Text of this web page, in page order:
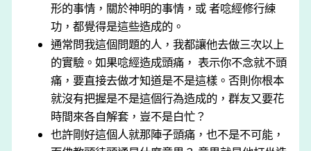
形的事情，關於神明的事情，或 者唸經修行練
功，都覺得是這些造成的。
通常問我這個問題的人，我都讓他去做三次以上
的實驗。如果唸經造成頭痛， 表示你不念就不頭
痛，要直接去做才知道是不是這樣。否則你根本
就沒有把握是不是這個行為造成的，群友又要花
時間來各自解套，豈不是白忙？
也許剛好這個人就那陣子頭痛，也不是不可能，